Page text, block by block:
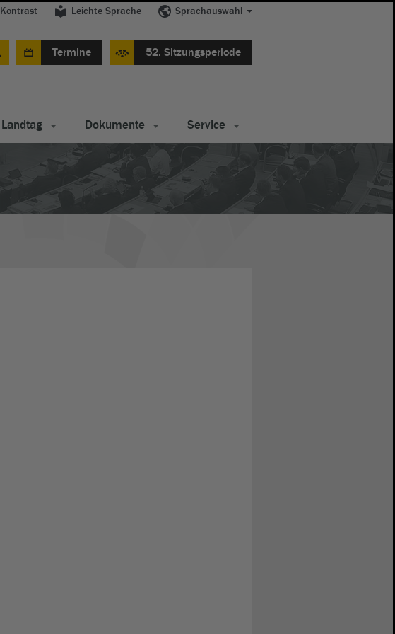
Kontrast Leichte Sprache Sprachauswahl
Termine 52. Sitzungsperiode
Landtag Dokumente Service